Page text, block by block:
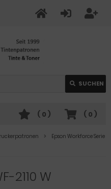
SUCHEN
( 0 )
( 0 )
Epson Workforce Serie
2110 W